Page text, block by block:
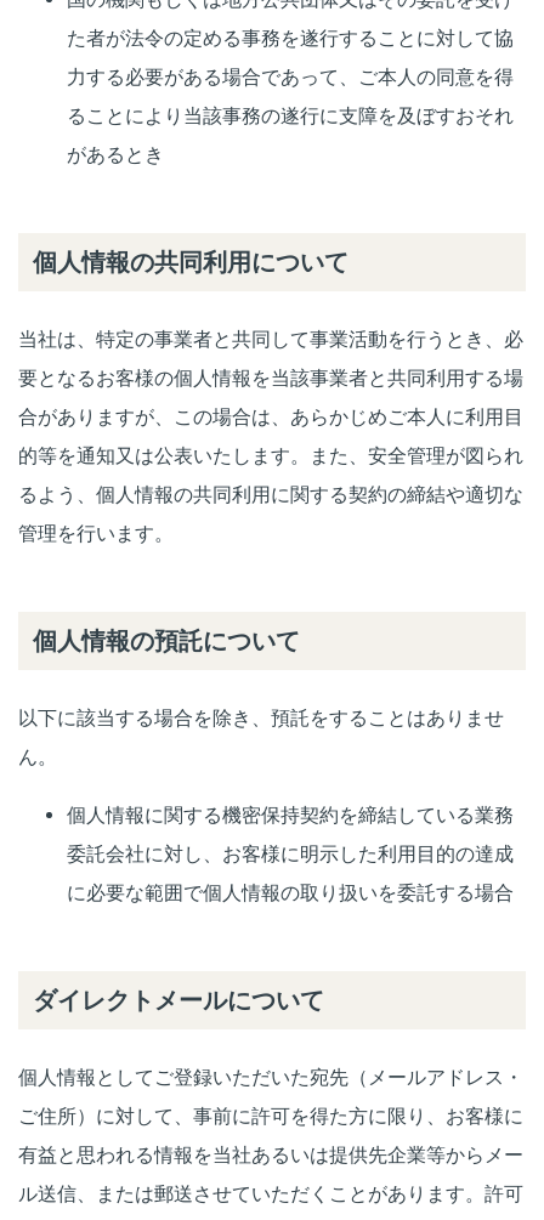
た者が法令の定める事務を遂行することに対して協
力する必要がある場合であって、ご本人の同意を得
ることにより当該事務の遂行に支障を及ぼすおそれ
があるとき
個人情報の共同利用について
当社は、特定の事業者と共同して事業活動を行うとき、必
要となるお客様の個人情報を当該事業者と共同利用する場
合がありますが、この場合は、あらかじめご本人に利用目
的等を通知又は公表いたします。また、安全管理が図られ
るよう、個人情報の共同利用に関する契約の締結や適切な
管理を行います。
個人情報の預託について
以下に該当する場合を除き、預託をすることはありませ
ん。
個人情報に関する機密保持契約を締結している業務
委託会社に対し、お客様に明示した利用目的の達成
に必要な範囲で個人情報の取り扱いを委託する場合
ダイレクトメールについて
個人情報としてご登録いただいた宛先（メールアドレス・
ご住所）に対して、事前に許可を得た方に限り、お客様に
有益と思われる情報を当社あるいは提供先企業等からメー
ル送信、または郵送させていただくことがあります。許可